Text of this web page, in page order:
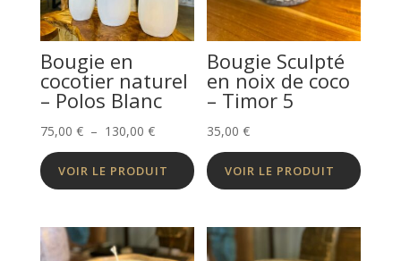
Bougie en
cocotier naturel
– Polos Blanc
75,00 € – 130,00 €Plage
de
prix :
à
130,00 €
VOIR LE PRODUIT
Bougie Sculpté
en noix de coco
– Timor 5
35,00€
VOIR LE PRODUIT